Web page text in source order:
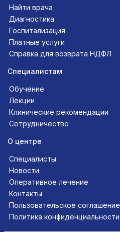
Найти врача
Диагностика
Госпитализация
Платные услуги
Справка для возврата НДФЛ
Специалистам
Обучение
Лекции
Клинические рекомендации
Сотрудничество
О центре
Специалисты
Новости
Оперативное лечение
Контакты
Пользовательское соглашение
Политика конфиденциальности